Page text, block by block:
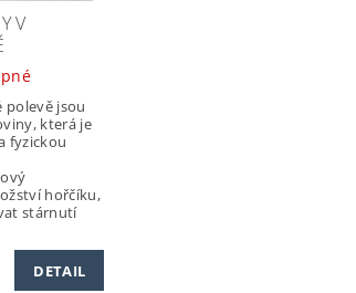
V
polevě jsou
která je
fyzickou
hořčíku,
stárnutí
DETAIL